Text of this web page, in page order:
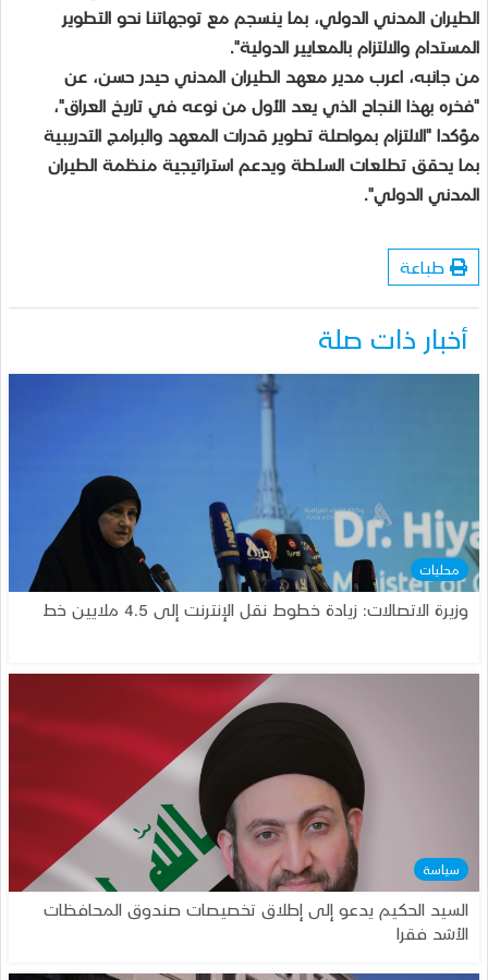
الطيران المدني الدولي، بما ينسجم مع توجهاتنا نحو التطوير
المستدام والالتزام بالمعايير الدولية".
من جانبه، اعرب مدير معهد الطيران المدني حيدر حسن، عن
"فخره بهذا النجاح الذي يعد الأول من نوعه في تاريخ العراق"،
مؤكدا "الالتزام بمواصلة تطوير قدرات المعهد والبرامج التدريبية
بما يحقق تطلعات السلطة ويدعم استراتيجية منظمة الطيران
المدني الدولي".
طباعة
أخبار ذات صلة
محليات
وزيرة الاتصالات: زيادة خطوط نقل الإنترنت إلى 4.5 ملايين خط
سياسة
السيد الحكيم يدعو إلى إطلاق تخصيصات صندوق المحافظات
الأشد فقرا